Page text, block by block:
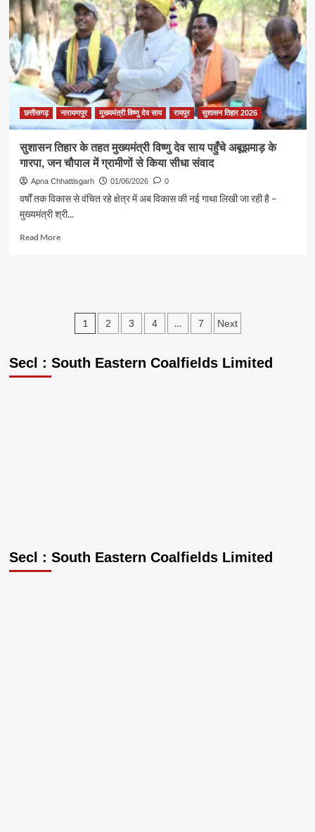
उम्मीदों
को
मिलेगी
नई
रोशनी
छत्तीसगढ़ नारायणपुर मुख्यमंत्री विष्णु देव साय रायपुर सुशासन तिहार 2026
सुशासन तिहार के तहत मुख्यमंत्री विष्णु देव साय पहुँचे अबूझमाड़ के
गारपा, जन चौपाल में ग्रामीणों से किया सीधा संवाद
Apna Chhattisgarh 01/06/2026 0
वर्षों तक विकास से वंचित रहे क्षेत्र में अब विकास की नई गाथा लिखी जा रही है –
मुख्यमंत्री श्री...
Read MoreRead
मुख्यमंत्री
साय
Posts
1 2 3 4 … 7 Next
Secl : South Eastern Coalfields Limited
Secl : South Eastern Coalfields Limited